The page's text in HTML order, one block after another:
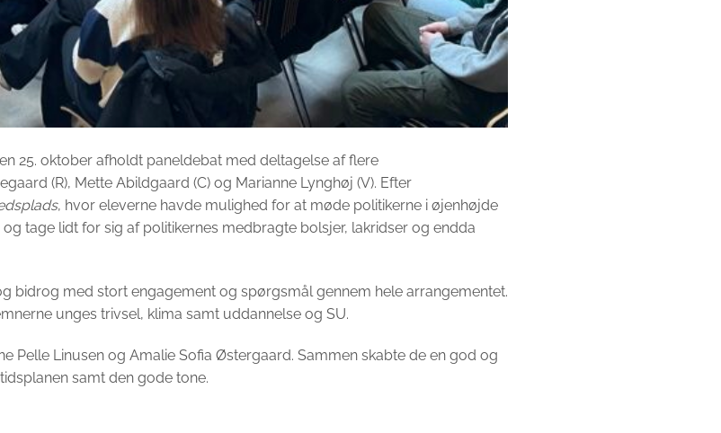
25. oktober afholdt paneldebat med deltagelse af flere
(R), Mette Abildgaard (C) og Marianne Lynghøj (V). Efter
, hvor eleverne havde mulighed for at møde politikerne i øjenhøjde
tage lidt for sig af politikernes medbragte bolsjer, lakridser og endda
bidrog med stort engagement og spørgsmål gennem hele arrangementet.
unges trivsel, klima samt uddannelse og SU.
Pelle Linusen og Amalie Sofia Østergaard. Sammen skabte de en god og
samt den gode tone.